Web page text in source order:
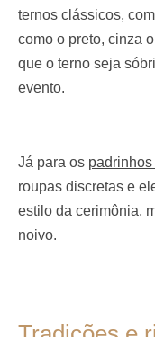
ternos clássicos,
como o preto, cinza
que o terno seja
evento.
Já para os
roupas discretas e
estilo da cerimônia,
noivo.